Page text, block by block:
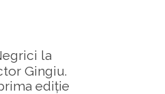
la
Gingiu.
ediție